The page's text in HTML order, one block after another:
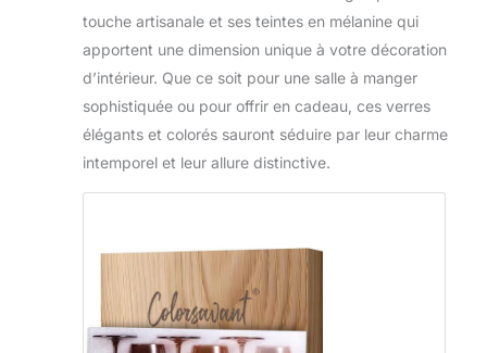
touche artisanale et ses teintes en mélanine qui
apportent une dimension unique à votre décoration
d’intérieur. Que ce soit pour une salle à manger
sophistiquée ou pour offrir en cadeau, ces verres
élégants et colorés sauront séduire par leur charme
intemporel et leur allure distinctive.